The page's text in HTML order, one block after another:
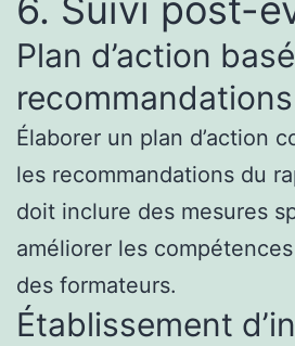
6. Suivi post-
Plan d’action
recommandations
Élaborer un plan d’action
les recommandations du
doit inclure des mesures
améliorer les
des formateurs.
Établissement